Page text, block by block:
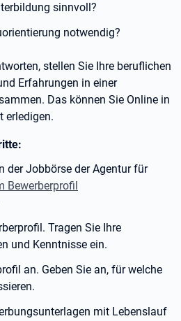
sinnvoll?
notwendig?
stellen Sie Ihre beruflichen
Erfahrungen in einer
Das können Sie Online in
erledigen.
der Jobbörse der Agentur für
Bewerberprofil
Tragen Sie Ihre
und Kenntnisse ein.
an. Geben Sie an, für welche
mit Lebenslauf